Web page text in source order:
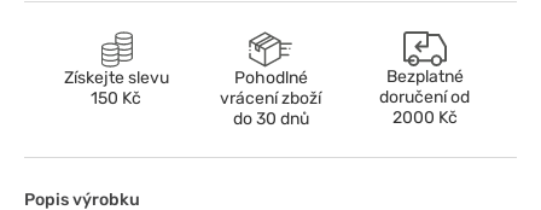
Získejte slevu
150 Kč
Pohodlné
vrácení zboží
do 30 dnů
Bezplatné
doručení od
2000 Kč
Popis výrobku